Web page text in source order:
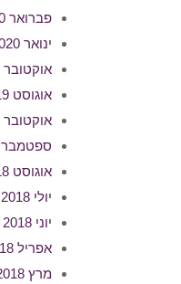
פברואר 2020
ינואר 2020
אוקטובר 2019
אוגוסט 2019
אוקטובר 2018
ספטמבר 2018
אוגוסט 2018
יולי 2018
יוני 2018
אפריל 2018
מרץ 2018